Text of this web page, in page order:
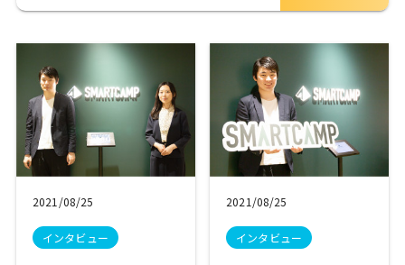
2021/08/25
インタビュー
2021/08/25
インタビュー